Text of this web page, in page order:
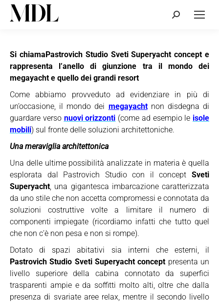
Cerca:
Si chiamaPastrovich Studio Sveti Superyacht concept e
rappresenta l’anello di giunzione tra il mondo dei
megayacht e quello dei grandi resort
Come abbiamo provveduto ad evidenziare in più di
un’occasione, il mondo dei megayachtnon disdegna di
guardare verso nuovi orizzonti (come ad esempio le isole
mobili) sul fronte delle soluzioni architettoniche.
Una meraviglia architettonica
Una delle ultime possibilità analizzate in materia è quella
esplorata dal Pastrovich Studio con il concept Sveti
Superyacht, una gigantesca imbarcazione caratterizzata
da uno stile che non accetta compromessi e connotata da
soluzioni costruttive volte a limitare il numero di
componenti impiegate (ricordiamo infatti che tutto quel
che non c’è non pesa e non si rompe).
Dotato di spazi abitativi sia interni che esterni, il
Pastrovich Studio Sveti Superyacht conceptpresenta un
livello superiore della cabina connotato da superfici
trasparenti ampie e da soffitti molto alti, oltre che dalla
presenza di svariate aree relax, mentre il secondo livello